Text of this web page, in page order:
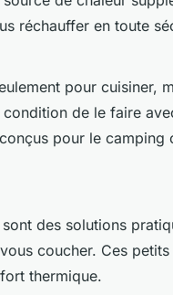
réchauffer en toute
pour cuisiner,
de le faire
pour le camping
des solutions
coucher. Ces
thermique.